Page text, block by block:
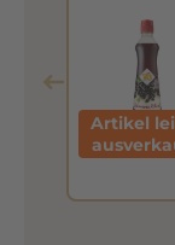
Artikel